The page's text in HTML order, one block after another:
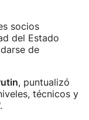
socios
del Estado
de
, puntualizó
técnicos y